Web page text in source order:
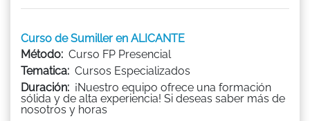
Curso de Sumiller en ALICANTE
Método: Curso FP Presencial
Tematica: Cursos Especializados
Duración: ¡Nuestro equipo ofrece una formación
sólida y de alta experiencia! Si deseas saber más de
nosotros y horas